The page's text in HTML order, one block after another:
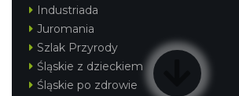
Industriada
Juromania
Szlak Przyrody
Śląskie z dzieckiem
Śląskie po zdrowie